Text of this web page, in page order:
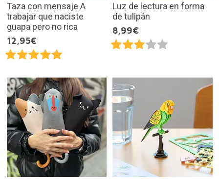
Taza con mensaje A
trabajar que naciste
guapa pero no rica
12,95€
Luz de lectura en forma
de tulipán
8,99€